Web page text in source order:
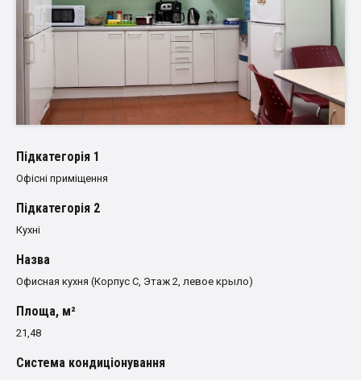
Пiдкатегорiя 1
Офісні приміщення
Пiдкатегорiя 2
Кухні
Назва
Офисная кухня (Корпус С, Этаж 2, левое крыло)
Площа, м²
21,48
Система кондиціонування